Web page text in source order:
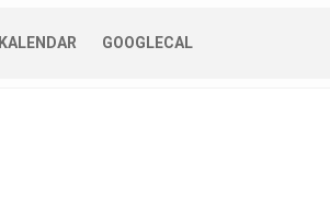
KALENDAR GOOGLECAL